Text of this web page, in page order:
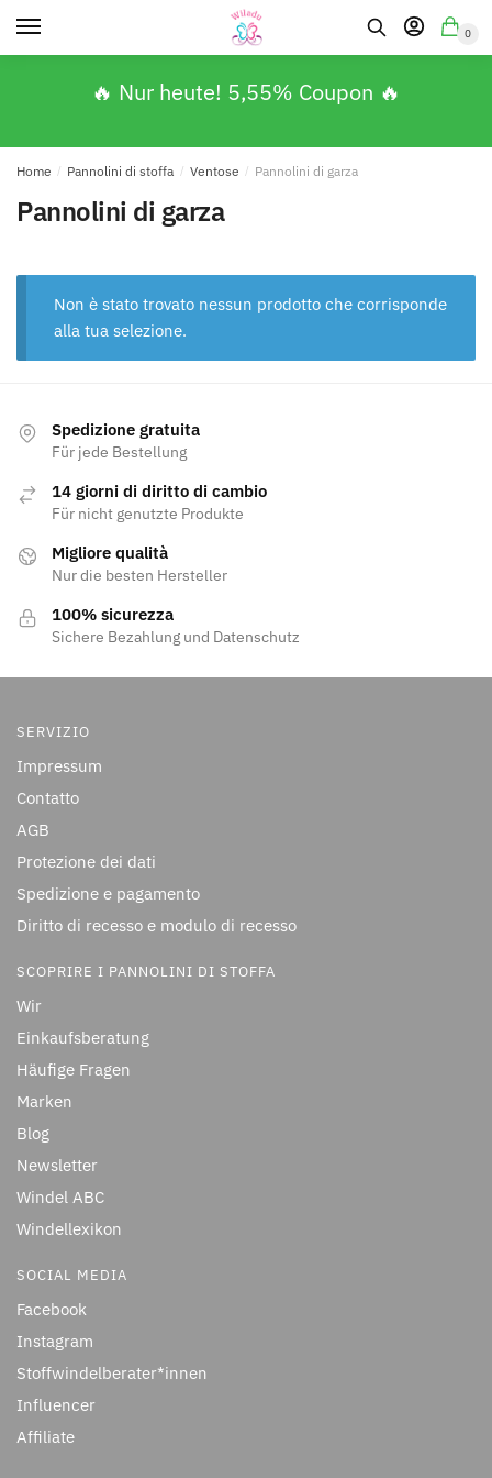
0
🔥 Nur heute! 5,55% Coupon 🔥
Home / Pannolini di stoffa / Ventose / Pannolini di garza
Pannolini di garza
Non è stato trovato nessun prodotto che corrisponde
alla tua selezione.
Spedizione gratuita
Für jede Bestellung
14 giorni di diritto di cambio
Für nicht genutzte Produkte
Migliore qualità
Nur die besten Hersteller
100% sicurezza
Sichere Bezahlung und Datenschutz
SERVIZIO
Impressum
Contatto
AGB
Protezione dei dati
Spedizione e pagamento
Diritto di recesso e modulo di recesso
SCOPRIRE I PANNOLINI DI STOFFA
Wir
Einkaufsberatung
Häufige Fragen
Marken
Blog
Newsletter
Windel ABC
Windellexikon
SOCIAL MEDIA
Facebook
Instagram
Stoffwindelberater*innen
Influencer
Affiliate